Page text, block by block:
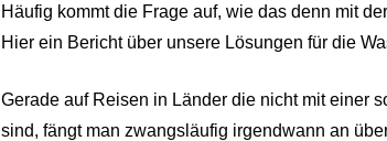
Häufig kommt die Frage auf, wie das denn mit
Hier ein Bericht über unsere Lösungen für die
Gerade auf Reisen in Länder die nicht mit einer
sind, fängt man zwangsläufig irgendwann an